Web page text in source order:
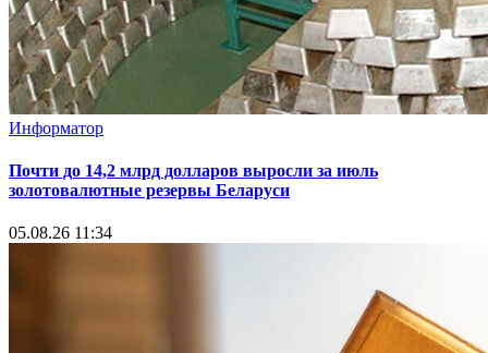
Информатор
Почти до 14,2 млрд долларов выросли за июль
золотовалютные резервы Беларуси
05.08.26 11:34